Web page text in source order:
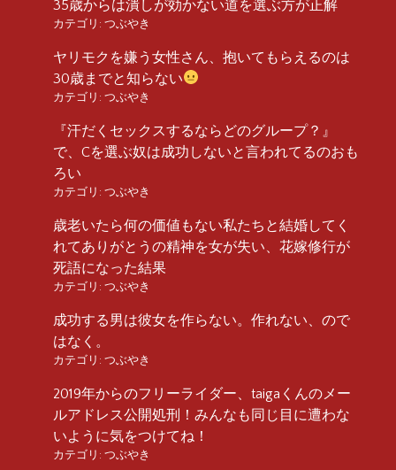
35歳からは潰しが効かない道を選ぶ方が正解
カテゴリ: つぶやき
ヤリモクを嫌う女性さん、抱いてもらえるのは
30歳までと知らない
カテゴリ: つぶやき
『汗だくセックスするならどのグループ？』
で、Cを選ぶ奴は成功しないと言われてるのおも
ろい
カテゴリ: つぶやき
歳老いたら何の価値もない私たちと結婚してく
れてありがとうの精神を女が失い、花嫁修行が
死語になった結果
カテゴリ: つぶやき
成功する男は彼女を作らない。作れない、ので
はなく。
カテゴリ: つぶやき
2019年からのフリーライダー、taigaくんのメー
ルアドレス公開処刑！みんなも同じ目に遭わな
いように気をつけてね！
カテゴリ: つぶやき